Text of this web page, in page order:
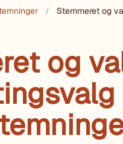
Stemmeret og
og